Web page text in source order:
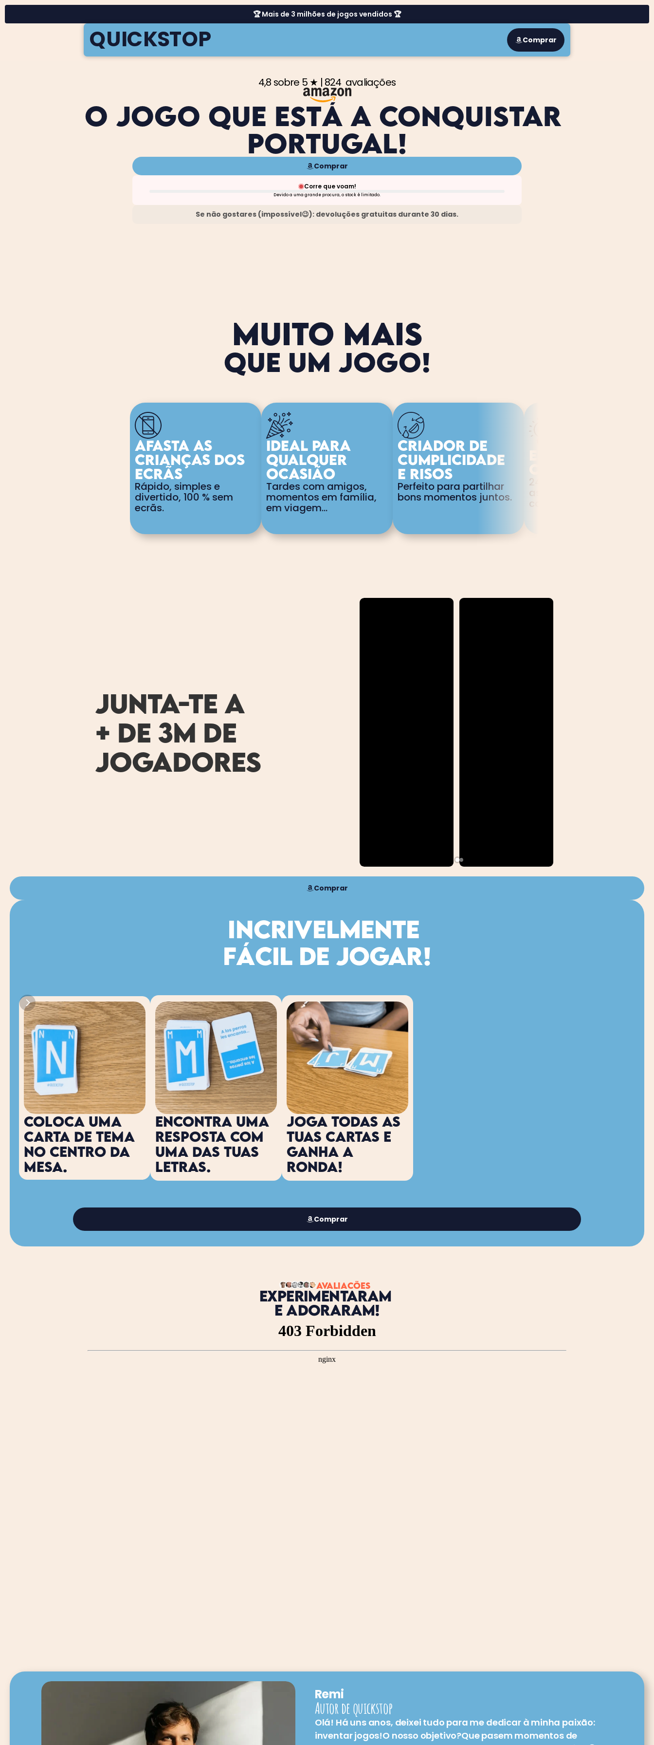
4,8 sobre 5 ★ | 824  avaliações
Se não gostares (impossível😉): devoluções gratuitas durante 30 dias.
Corre que voam!
Devido a uma grande procura, o stock é limitado.
O JOGO QUE ESTÁ A CONQUISTAR
PORTUGAL!
Comprar
QUE UM JOGO!
MUITO MAIS
Afasta as
crianças dos
ecrãs
Rápido, simples e
divertido, 100 % sem
ecrãs.
Ideal para
qualquer
ocasião
Tardes com amigos,
momentos em família,
em viagem…
Criador de
cumplicidade
e risos
Perfeito para partilhar
bons momentos juntos.
240 temas para dar
asas à imaginação em
cada resposta.
INCRIVELMENTE
fácil de jOgar!
Coloca uma
carta de tema
no centro da
mesa.
Encontra uma
resposta com
uma das tuas
letras.
JOGA todas as
tuas cartas e
ganha a
ronda!
Comprar
JUNTA-TE a
+ de 3M de
jOgadores
Comprar
AVALIAÇÕES
EXPERIMENTARAM
E ADORARAM!
Autor de quickstop
Remi
Olá! Há uns anos, deixei tudo para me dedicar à minha paixão:
inventar jogos!O nosso objetivo?Que pasem momentos de
🏆 Mais de 3 milhões de jogos vendidos 🏆
QUICKSTOP Comprar